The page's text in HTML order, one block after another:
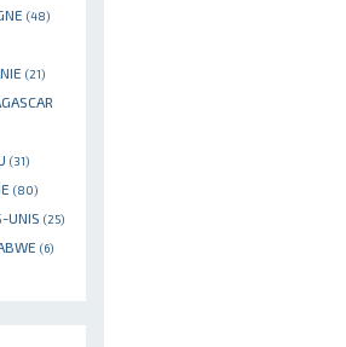
(48)
(21)
(31)
(80)
UNIS (25)
(6)